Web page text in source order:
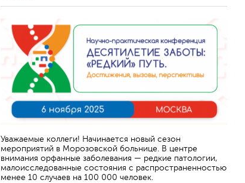
Уважаемые коллеги! Начинается новый сезон
мероприятий в Морозовской больнице. В центре
внимания орфанные заболевания — редкие патологии,
малоисследованные состояния с распространенностью
менее 10 случаев на 100 000 человек.
Отменить